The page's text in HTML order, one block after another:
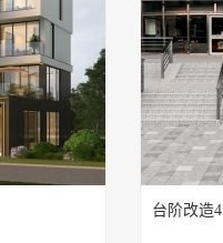
台阶改造